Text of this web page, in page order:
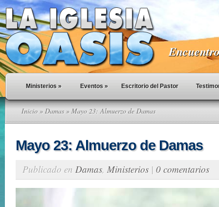
Ministerios » Eventos » Escritorio del Pastor
Inicio » Damas» Mayo 23: Almuerzo de Damas
Mayo 23: Almuerzo de Damas
Publicado en Damas, Ministerios | 0 comentarios